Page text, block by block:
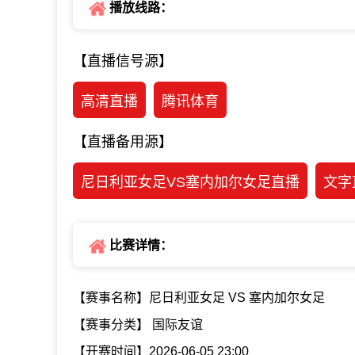
播放线路：
【直播信号源】
高清直播 腾讯体育
【直播备用源】
尼日利亚女足VS塞内加尔女足直播 文字
比赛详情：
【赛事名称】尼日利亚女足 VS 塞内加尔女足
【赛事分类】 国际友谊
【开赛时间】2026-06-05 23:00